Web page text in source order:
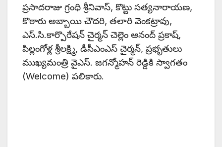
ప్రసాదరాజు గ్రంధి శ్రీనివాస్, కొట్టు సత్యనారాయణ,
కొఠారు అబ్బాయి చౌదరి, తలారి వెంకట్రావు,
ఎస్.సి.కార్పొరేషన్ చైర్మన్ చెల్లెం ఆనంద్ ప్రకాష్,
పిల్లంగోళ్ల శ్రీలక్ష్మి, డీసీఎంఎస్ చైర్మన్, ప్రభృతులు
ముఖ్యమంత్రి వైఎస్. జగన్మోహన్ రెడ్డికి స్వాగతం
(Welcome) పలికారు.